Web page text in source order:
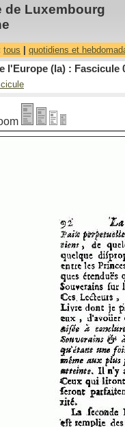
de Luxembourg
tous quotidiens et
l'Europe (la) : Fascicule